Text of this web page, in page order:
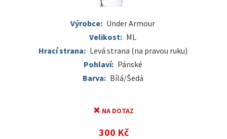
Výrobce: Under Armour
Velikost: ML
Hrací strana: Levá strana (na pravou ruku)
Pohlaví: Pánské
Barva: Bílá/Šedá
NA DOTAZ
300 Kč